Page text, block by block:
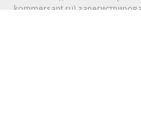
kommersant.ru)